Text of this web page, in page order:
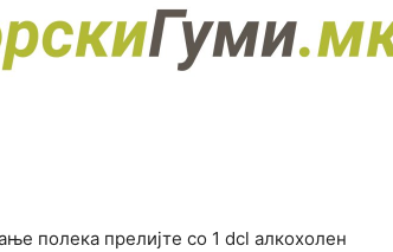
полека прелијте со 1 dcl алкохолен